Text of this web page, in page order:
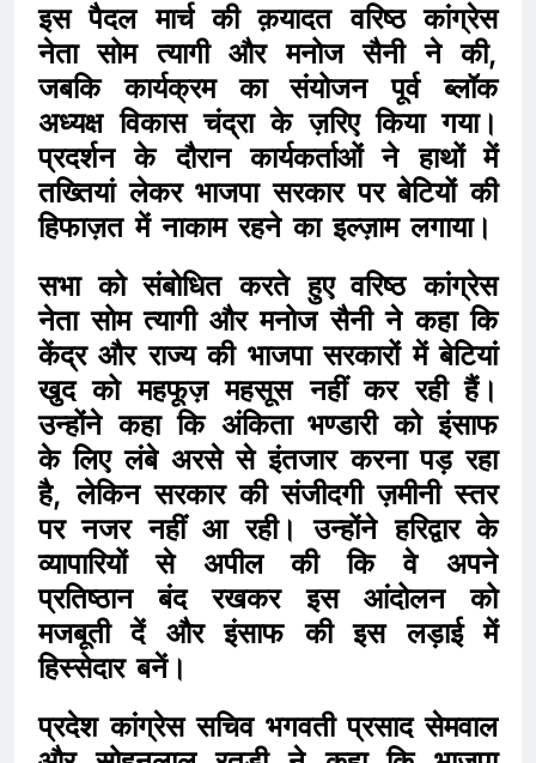
इस पैदल मार्च की क़यादत वरिष्ठ कांग्रेस
नेता सोम त्यागी और मनोज सैनी ने की,
जबकि कार्यक्रम का संयोजन पूर्व ब्लॉक
अध्यक्ष विकास चंद्रा के ज़रिए किया गया।
प्रदर्शन के दौरान कार्यकर्ताओं ने हाथों में
तख्तियां लेकर भाजपा सरकार पर बेटियों की
हिफाज़त में नाकाम रहने का इल्ज़ाम लगाया।
सभा को संबोधित करते हुए वरिष्ठ कांग्रेस
नेता सोम त्यागी और मनोज सैनी ने कहा कि
केंद्र और राज्य की भाजपा सरकारों में बेटियां
खुद को महफूज़ महसूस नहीं कर रही हैं।
उन्होंने कहा कि अंकिता भण्डारी को इंसाफ
के लिए लंबे अरसे से इंतजार करना पड़ रहा
है, लेकिन सरकार की संजीदगी ज़मीनी स्तर
पर नजर नहीं आ रही। उन्होंने हरिद्वार के
व्यापारियों से अपील की कि वे अपने
प्रतिष्ठान बंद रखकर इस आंदोलन को
मजबूती दें और इंसाफ की इस लड़ाई में
हिस्सेदार बनें।
प्रदेश कांग्रेस सचिव भगवती प्रसाद सेमवाल